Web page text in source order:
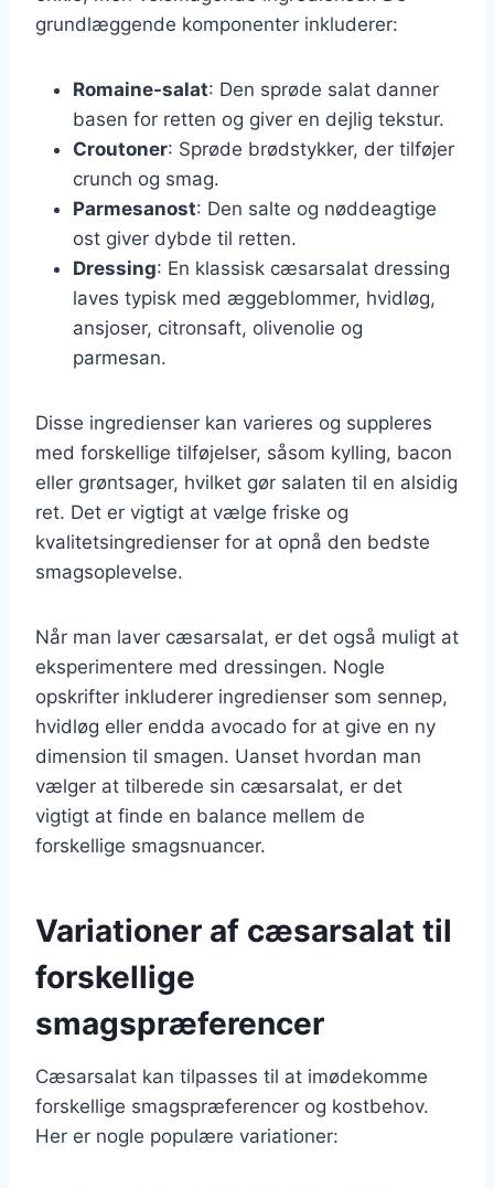
grundlæggende komponenter inkluderer:
Romaine-salat: Den sprøde salat danner
basen for retten og giver en dejlig tekstur.
Croutoner: Sprøde brødstykker, der tilføjer
crunch og smag.
Parmesanost: Den salte og nøddeagtige
ost giver dybde til retten.
Dressing: En klassisk cæsarsalat dressing
laves typisk med æggeblommer, hvidløg,
ansjoser, citronsaft, olivenolie og
parmesan.
Disse ingredienser kan varieres og suppleres
med forskellige tilføjelser, såsom kylling, bacon
eller grøntsager, hvilket gør salaten til en alsidig
ret. Det er vigtigt at vælge friske og
kvalitetsingredienser for at opnå den bedste
smagsoplevelse.
Når man laver cæsarsalat, er det også muligt at
eksperimentere med dressingen. Nogle
opskrifter inkluderer ingredienser som sennep,
hvidløg eller endda avocado for at give en ny
dimension til smagen. Uanset hvordan man
vælger at tilberede sin cæsarsalat, er det
vigtigt at finde en balance mellem de
forskellige smagsnuancer.
Variationer af cæsarsalat til
forskellige
smagspræferencer
Cæsarsalat kan tilpasses til at imødekomme
forskellige smagspræferencer og kostbehov.
Her er nogle populære variationer: